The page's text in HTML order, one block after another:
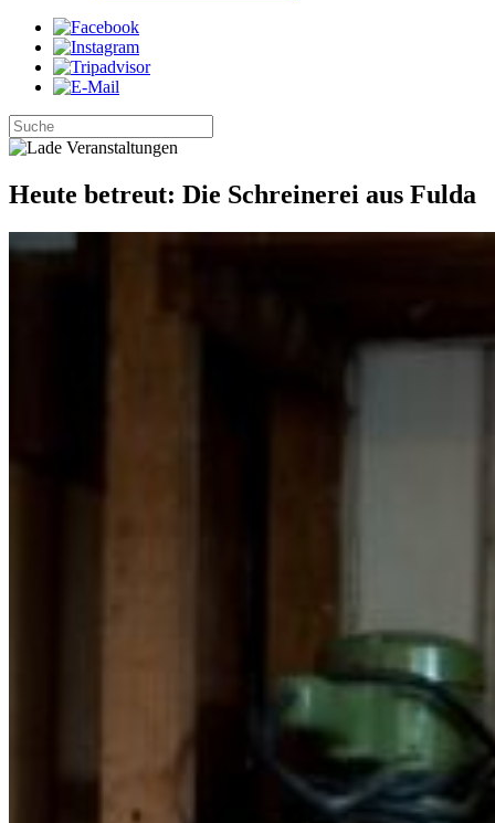
Heute betreut: Die Schreinerei aus Fulda